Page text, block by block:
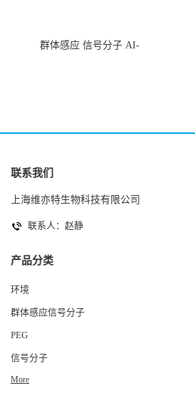
群体感应 信号分子 AI-
联系我们
上海维亦特生物科技有限公司
联系人：赵静
产品分类
环境
群体感应信号分子
PEG
信号分子
More